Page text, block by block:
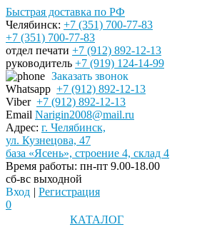
Быстрая доставка по РФ
Челябинск: +7 (351) 700-77-83
+7 (351) 700-77-83
отдел печати +7 (912) 892-12-13
руководитель +7 (919) 124-14-99
Заказать звонок
Whatsapp +7 (912) 892-12-13
Viber +7 (912) 892-12-13
Email Narigin2008@mail.ru
Адрес: г. Челябинск,
ул. Кузнецова, 47
база «Ясень», строение 4, склад 4
Время работы: пн-пт 9.00-18.00
сб-вс выходной
Вход | Регистрация
0
КАТАЛОГ